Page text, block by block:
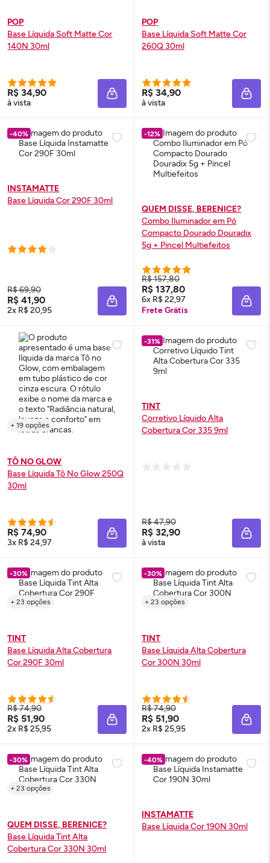
POP
Base Líquida Soft Matte Cor
140N 30ml
R$ 34,90
à vista ADICIONAR À SACOLA
POP
Base Líquida Soft Matte Cor
260Q 30ml
R$ 34,90
à vista
-40%
INSTAMATTE
Base Líquida Cor 290F 30ml
R$ 69,90
R$ 41,90
2x R$ 20,95 ADICIONAR À SACOLA
-12%
QUEM DISSE, BERENICE?
Combo Iluminador em Pó
Compacto Dourado Douradix
5g + Pincel Multiefeitos
R$ 157,80
R$ 137,80
6x R$ 22,97
Frete Grátis
+ 19 opções
TÔ NO GLOW
Base Líquida Tô NoGlow250Q
30ml
R$ 74,90
3x R$ 24,97 ADICIONAR À SACOLA
-31%
TINT
Corretivo Líquido Alta
Cobertura Cor 335 9ml
R$ 47,90
R$ 32,90
à vista
-30%
+ 23 opções
TINT
Base Líquida Alta Cobertura
Cor 290F 30ml
R$ 74,90
R$ 51,90
2x R$ 25,95 ADICIONAR À SACOLA
-30%
+ 23 opções
TINT
Base Líquida Alta Cobertura
Cor 300N 30ml
R$ 74,90
R$ 51,90
2x R$ 25,95
-30%
+ 23 opções
QUEM DISSE, BERENICE?
Base LíquidaTintAlta
Cobertura Cor 330N 30ml
-40%
INSTAMATTE
Base Líquida Cor 190N 30ml